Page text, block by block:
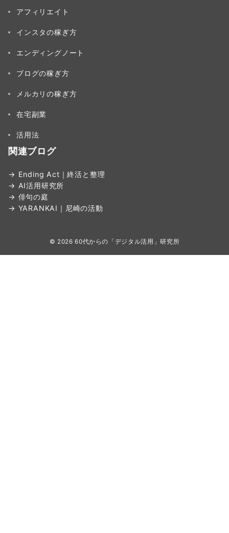
アフィリエイト
インスタの稼ぎ方
エンディングノート
ブログの稼ぎ方
メルカリの稼ぎ方
在宅副業
活用法
関連ブログ
→ Ending Act｜終活と整理
→ AI活用研究所
→ 俳句の庭
→ YARANKAI｜尼崎の活動
© 202660代からの「デジタル活用」研究所